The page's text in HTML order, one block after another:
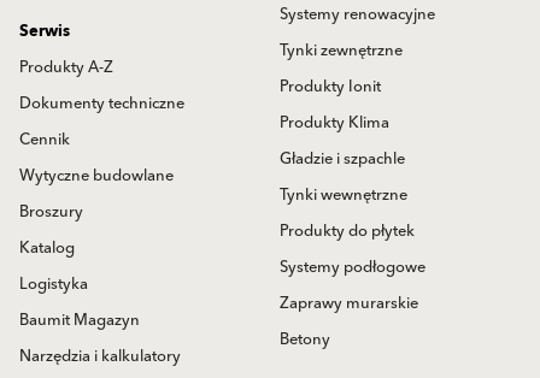
Systemy renowacyjne
Tynki zewnętrzne
Produkty Ionit
Produkty Klima
Gładzie i szpachle
Tynki wewnętrzne
Produkty do płytek
Systemy podłogowe
Zaprawy murarskie
Betony
Serwis
Produkty A-Z
Dokumenty techniczne
Cennik
Wytyczne budowlane
Broszury
Katalog
Logistyka
Baumit Magazyn
Narzędzia i kalkulatory